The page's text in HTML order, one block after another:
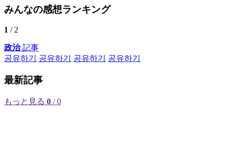
みんなの感想ランキング
1 / 2
政治記事
공유하기
공유하기 공유하기 공유하기
最新記事
もっと見る 0 / 0